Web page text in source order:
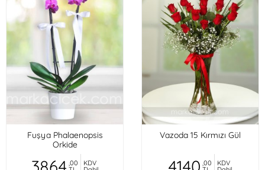
Fuşya Phalaenopsis
Orkide
,00 KDV
Vazoda 15 Kırmızı Gül
,00 KDV